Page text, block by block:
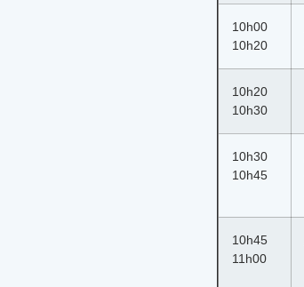
10h00
10h20
10h20
10h30
10h30
10h45
10h45
11h00